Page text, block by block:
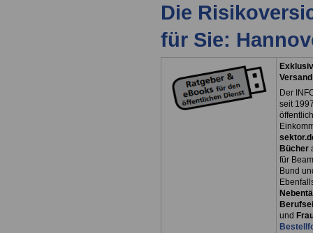
Die
für Sie:
Der
seit
Bücher
für
Bund
und